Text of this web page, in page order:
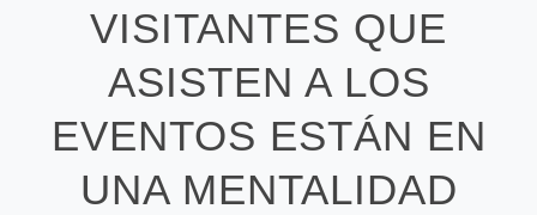
VISITANTES QUE
ASISTEN A LOS
EVENTOS ESTÁN EN
UNA MENTALIDAD